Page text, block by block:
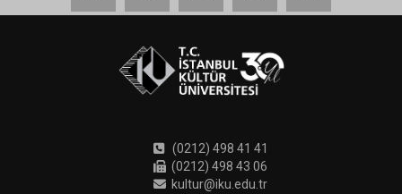
(0212) 498 41 41
(0212) 498 43 06
kultur@iku.edu.tr